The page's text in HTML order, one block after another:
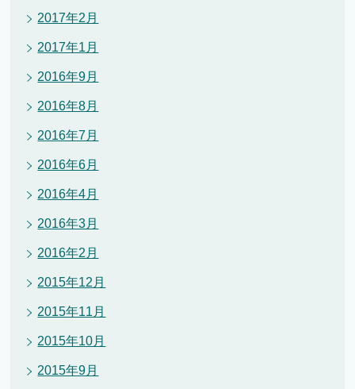
2017年2月
2017年1月
2016年9月
2016年8月
2016年7月
2016年6月
2016年4月
2016年3月
2016年2月
2015年12月
2015年11月
2015年10月
2015年9月